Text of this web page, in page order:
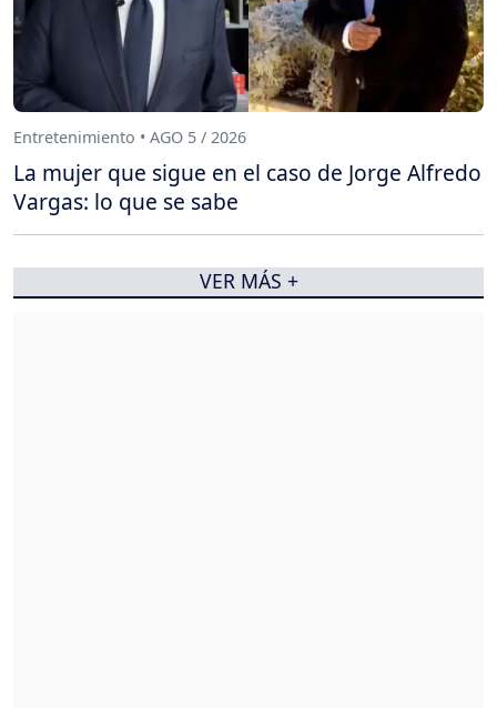
Entretenimiento • AGO 5 / 2026
La mujer que sigue en el caso de Jorge Alfredo
Vargas: lo que se sabe
VER MÁS +